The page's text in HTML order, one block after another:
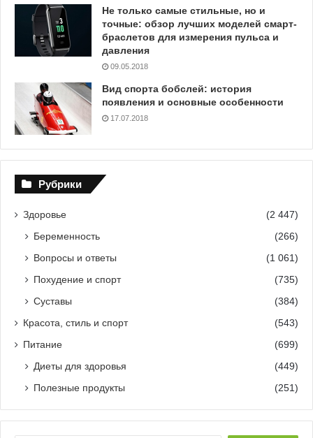
Не только самые стильные, но и
точные: обзор лучших моделей смарт-
браслетов для измерения пульса и
давления
09.05.2018
Вид спорта бобслей: история
появления и основные особенности
17.07.2018
Рубрики
Здоровье (2 447)
Беременность
(266)
Вопросы и ответы
(1 061)
Похудение и спорт
(735)
Суставы
(384)
Красота, стиль и спорт (543)
Питание (699)
Диеты для здоровья
(449)
Полезные продукты
(251)